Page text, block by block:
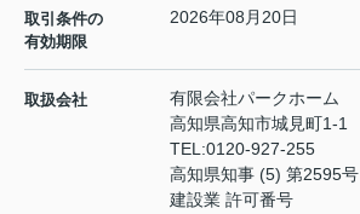
取引条件の
有効期限
2026年08月20日
取扱会社
有限会社パークホーム
高知県高知市城見町1-1
TEL:0120-927-255
高知県知事 (5) 第2595号
建設業 許可番号